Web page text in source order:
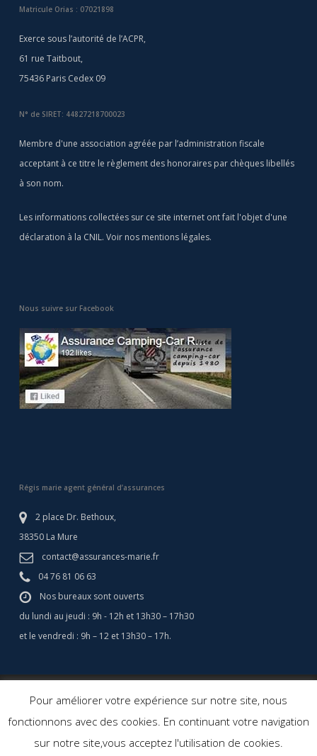
Matricule Orias : 07021898
Exerce sous l’autorité de l’ACPR,
61 rue Taitbout,
75436 Paris Cedex 09
N° de SIRET: 44827218700023
Membre d'une association agréée par l’administration fiscale
acceptant à ce titre le règlement des honoraires par chèques libellés
à son nom.
Les informations collectées sur ce site internet ont fait l'objet d'une
déclaration à la CNIL. Voir nos mentions légales.
Nous suivre sur Facebook
Régis marie agent général d’assurances
2 place Dr. Bethoux,
38350 La Mure
contact@assurances-marie.fr
04 76 81 06 63
Nos bureaux sont ouverts
du lundi au jeudi : 9h - 12h et 13h30 – 17h30
et le vendredi : 9h – 12 et 13h30 – 17h.
© 2026 Assurances Marie - Assurance Camping Car - Régis Marie
Cerf à Lunettes
Pour améliorer votre expérience sur notre site, nous
fonctionnons avec des cookies. En continuant votre navigation
sur notre site,vous acceptez l'utilisation de cookies.